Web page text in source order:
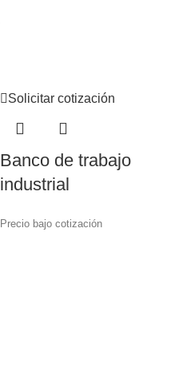
Solicitar cotización
Banco de trabajo
industrial
Precio bajo cotización